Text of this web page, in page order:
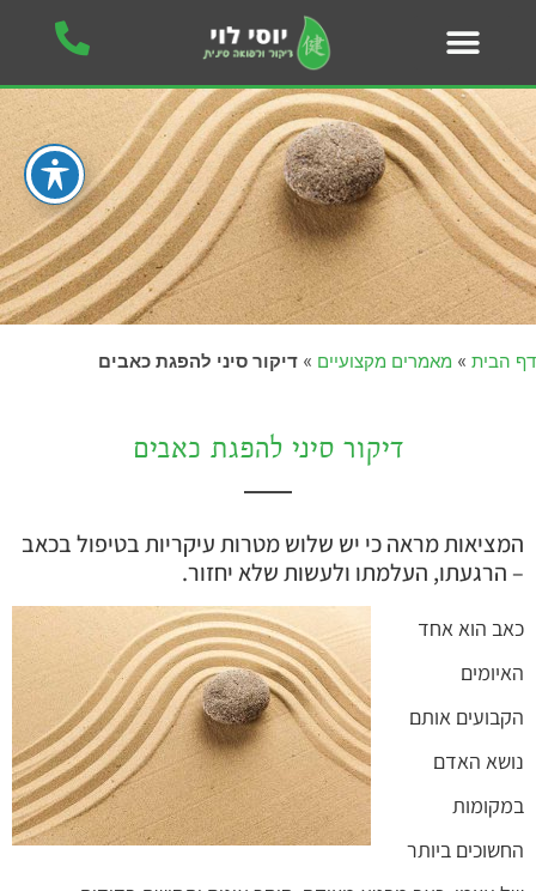
דף הבית » מאמרים מקצועיים » דיקור סיני להפגת כאבים
דיקור סיני להפגת כאבים
המציאות מראה כי יש שלוש מטרות עיקריות בטיפול בכאב
– הרגעתו, העלמתו ולעשות שלא יחזור.
כאב הוא אחד
האיומים
הקבועים אותם
נושא האדם
במקומות
החשוכים ביותר